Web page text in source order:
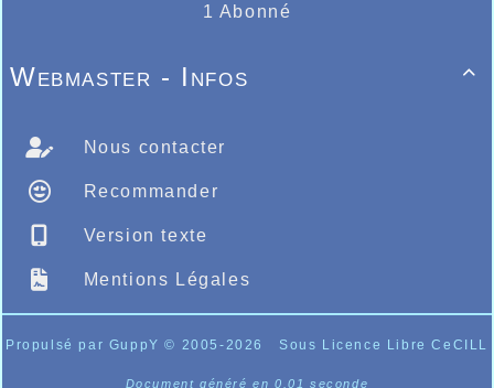
1 Abonné

Webmaster - Infos
Nous contacter
Recommander
Version texte
Mentions Légales
Propulsé par GuppY© 2005-2026 Sous Licence Libre CeCILL
Document généré en 0.01 seconde